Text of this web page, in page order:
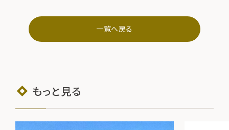
一覧へ戻る
もっと見る